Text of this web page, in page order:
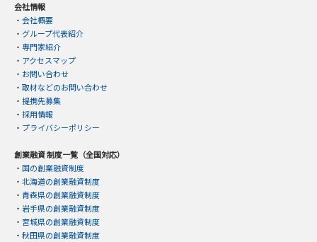
会社情報
・ 会社概要
・ グループ代表紹介
・ 専門家紹介
・ アクセスマップ
・ お問い合わせ
・ 取材などのお問い合わせ
・ 提携先募集
・ 採用情報
・ プライバシーポリシー
創業融資 制度一覧（全国対応）
・ 国の創業融資制度
・ 北海道の創業融資制度
・ 青森県の創業融資制度
・ 岩手県の創業融資制度
・ 宮城県の創業融資制度
・ 秋田県の創業融資制度